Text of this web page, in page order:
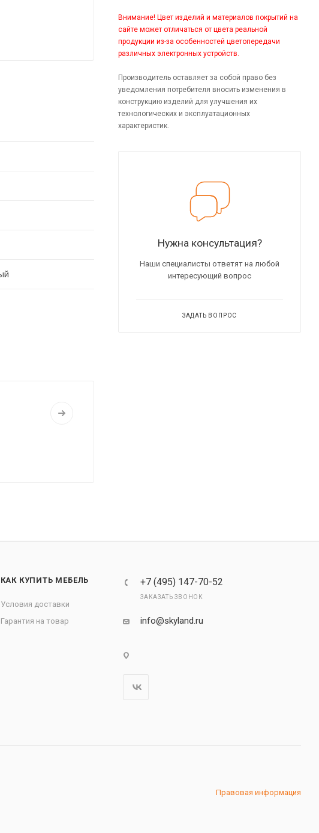
Внимание! Цвет изделий и материалов покрытий на
сайте может отличаться от цвета реальной
продукции из-за особенностей цветопередачи
различных электронных устройств.
Производитель оставляет за собой право без
уведомления потребителя вносить изменения в
конструкцию изделий для улучшения их
технологических и эксплуатационных
характеристик.
Нужна консультация?
Наши специалисты ответят на любой
интересующий вопрос
ЗАДАТЬ ВОПРОС
КАК КУПИТЬ МЕБЕЛЬ
Условия доставки
Гарантия на товар
+7 (495) 147-70-52
ЗАКАЗАТЬ ЗВОНОК
info@skyland.ru
Правовая информация